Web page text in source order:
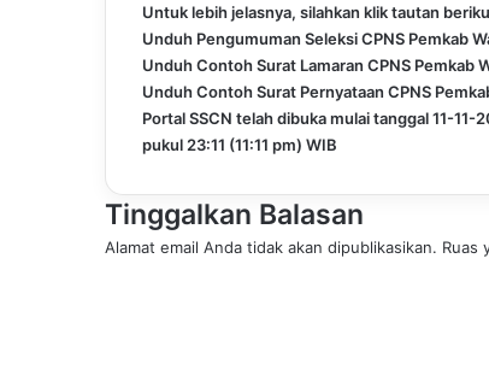
Untuk lebih jelasnya, silahkan klik tautan
Unduh Pengumuman Seleksi CPNS Pemkab
Unduh Contoh Surat Lamaran CPNS Pemkab
Unduh Contoh Surat Pernyataan CPNS
Portal SSCN telah dibuka mulai tanggal 11-11-
pukul 23:11 (11:11 pm) WIB
Tinggalkan Balasan
Alamat email Anda tidak akan dipublikasikan. Ruas